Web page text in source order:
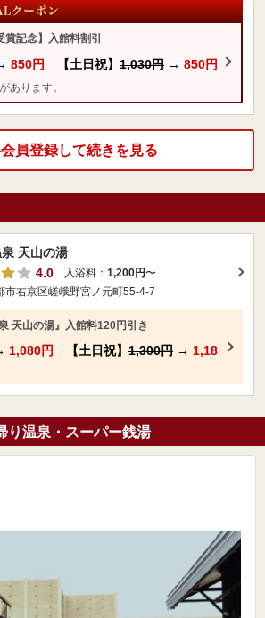
賞記念】入館料割引
850円 【土日祝】 1,030円 → 850円
あります。
員登録して続きを見る
天山の湯
4.0
入浴料： 1,200円〜
市右京区嵯峨野宮ノ元町55-4-7
天山の湯』入館料120円引き
1,080円 【土日祝】 1,300円 → 1,18
り温泉・スーパー銭湯